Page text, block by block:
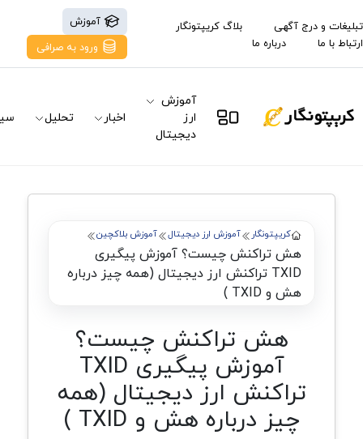
تبلیغات و درج آگهی
بلاگ کریپتونگار
ارتباط با ما
درباره ما
آموزش
ورود به صرافی
آموزش
ارز
دیجیتال
اخبار تحلیل
کریپتونگار آموزش ارز دیجیتال آموزش بلاکچین
هش تراکنش چیست؟ آموزش پیگیری
TXID تراکنش ارز دیجیتال (همه چیز درباره
هش و TXID )
هش تراکنش چیست؟
آموزش پیگیری TXID
تراکنش ارز دیجیتال (همه
چیز درباره هش و TXID )